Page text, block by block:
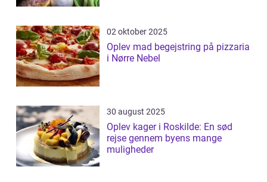
02 oktober 2025
Oplev mad begejstring på pizzaria
i Nørre Nebel
30 august 2025
Oplev kager i Roskilde: En sød
rejse gennem byens mange
muligheder